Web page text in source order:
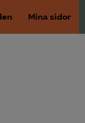
Mina sidor